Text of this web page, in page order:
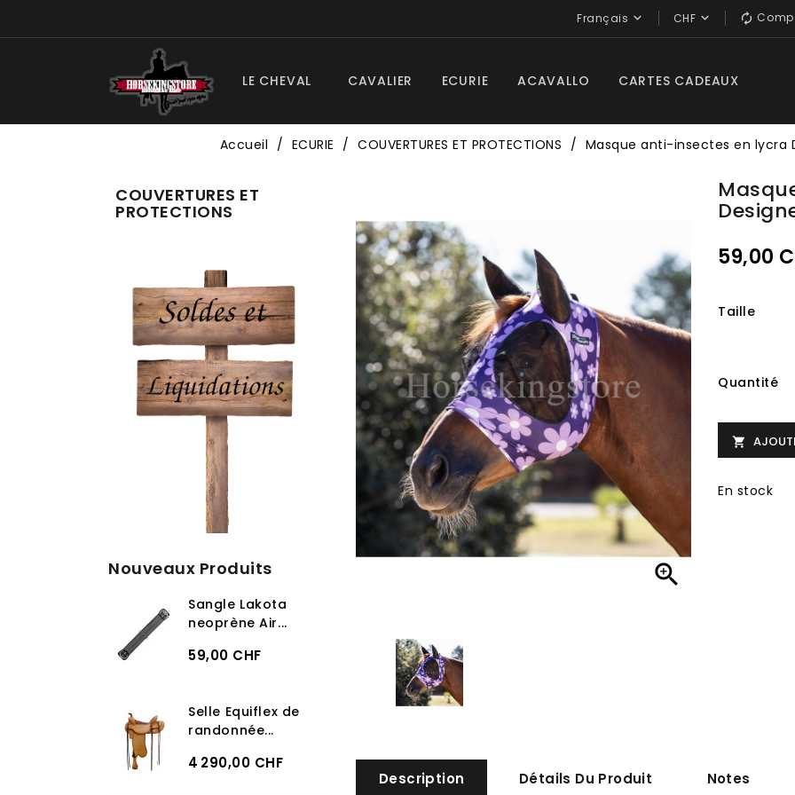

CHF 
Français 
LE CHEVAL CAVALIER ECURIE ACAVALLO CARTES CADEAUX
Accueil ECURIE COUVERTURES ET PROTECTIONS Masque anti-insectes en lycra
COUVERTURES ET
PROTECTIONS
Nouveaux Produits
Sangle Lakota
neoprène Air...
59,00 CHF
Selle Equiflex de
randonnée...
4 290,00 CHF

59,00
Taille
Quantité

En stock
Description Détails Du Produit Notes